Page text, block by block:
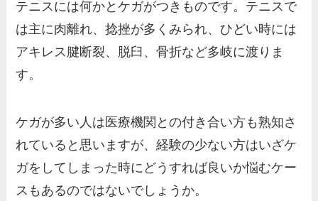
テニスには何かとケガがつきものです。テニスで
は主に肉離れ、捻挫が多くみられ、ひどい時には
アキレス腱断裂、脱臼、骨折など多岐に渡りま
す。
ケガが多い人は医療機関との付き合い方も熟知さ
れていると思いますが、経験の少ない方はいざケ
ガをしてしまった時にどうすれば良いか悩むケー
スもあるのではないでしょうか。